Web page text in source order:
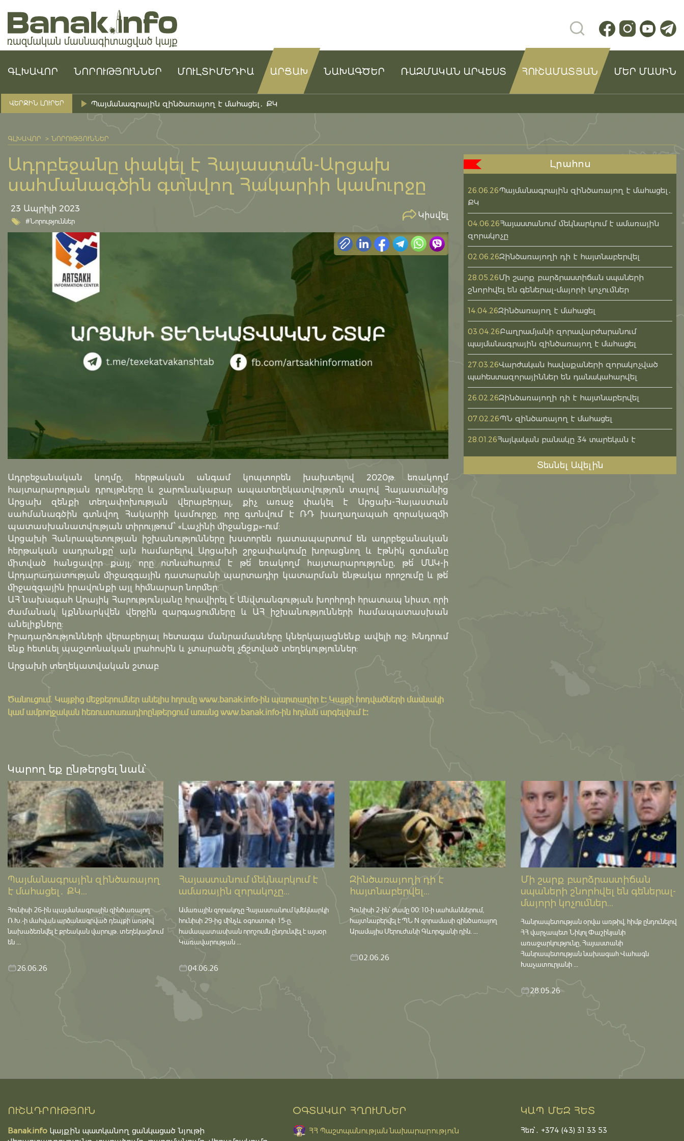
ԳԼԽԱՎՈՐ ՆՈՐՈՒԹՅՈՒՆՆԵՐ ՄՈՒԼՏԻՄԵԴԻԱ ԱՐՑԱԽ ՆԱԽԱԳԾԵՐ ՌԱԶՄԱԿԱՆ ԱՐՎԵՍՏ ՀՈՒՇԱՄԱՏՅԱՆ ՄԵՐ ՄԱՍԻՆ
ՎԵՐՋԻՆ ԼՈՒՐԵՐ Պայմանագրային զինծառայող է մահացել․ ՔԿ
ԳԼԽԱՎՈՐ ՆՈՐՈՒԹՅՈՒՆՆԵՐ
Ադրբեջանը փակել է Հայաստան-Արցախ
սահմանագծին գտնվող Հակարիի կամուրջը
23 Ապրիլի 2023
#Նորություններ
Կիսվել
Ադրբեջանական կողմը, հերթական անգամ կոպտորեն խախտելով 2020թ. եռակողմ
հայտարարության դրույթները և շարունակաբար ապատեղեկատվություն տալով Հայաստանից
Արցախ զենքի տեղափոխության վերաբերյալ, քիչ առաջ փակել է Արցախ-Հայաստան
սահմանագծին գտնվող Հակարիի կամուրջը, որը գտնվում է ՌԴ խաղաղապահ զորակազմի
պատասխանատվության տիրույթում՝ «Լաչինի միջանցք»-ում:
Արցախի Հանրապետության իշխանությունները խստորեն դատապարտում են ադրբեջանական
հերթական սադրանքը՝ այն համարելով Արցախի շրջափակումը խորացնող և էթնիկ զտմանը
միտված հանցավոր քայլ, որը ոտնահարում է թե՛ եռակողմ հայտարարությունը, թե՛ ՄԱԿ-ի
Արդարադատության միջազգային դատարանի պարտադիր կատարման ենթակա որոշումը և թե՛
միջազգային իրավունքի այլ հիմնարար նորմեր:
ԱՀ նախագահ Արայիկ Հարությունյանը հրավիրել է Անվտանգության խորհրդի հրատապ նիստ, որի
ժամանակ կքննարկվեն վերջին զարգացումները և ԱՀ իշխանությունների համապատասխան
անելիքները:
Իրադարձությունների վերաբերյալ հետագա մանրամասները կներկայացնենք ավելի ուշ: Խնդրում
ենք հետևել պաշտոնական լրահոսին և չտարածել չճշտված տեղեկություններ:
Արցախի տեղեկատվական շտաբ
Ծանուցում․ Կայքից մեջբերումներ անելիս հղումըwww.banak.info-ին պարտադիր է: Կայքի հոդվածների մասնակի
կամ ամբողջական հեռուստառադիոընթերցում առանց www.banak.info-ին հղման արգելվում է:
Լրահոս
26.06.26Պայմանագրային զինծառայող է մահացել․
ՔԿ
04.06.26Հայաստանում մեկնարկում է ամառային
զորակոչը
02.06.26Զինծառայողի դի է հայտնաբերվել
28.05.26Մի շարք բարձրաստիճան սպաների
շնորհվել են գեներալ-մայորի կոչումներ
14.04.26Զինծառայող է մահացել
03.04.26Բաղրամյանի զորավարժարանում
պայմանագրային զինծառայող է մահացել
27.03.26Վարժական հավաքաների զորակոչված
պահեստազորայիններ են դանակահարվել
26.02.26Զինծառայողի դի է հայտնաբերվել
07.02.26ՊՆ զինծառայող է մահացել
28.01.26Հայկական բանակը 34 տարեկան է
Տեսնել Ավելին
Կարող եք ընթերցել նաև՝
Պայմանագրային զինծառայող
է մահացել․ ՔԿ...
Հունիսի 26-ին պայմանագրային զինծառայող
Ռ.Խ.-ի մահվան արձանագրված դեպքի առթիվ
նախաձեռնվել է քրեական վարույթ․ տեղեկացնում
են ...
26.06.26
Հայաստանում մեկնարկում է
ամառային զորակոչը...
Ամառային զորակոչը Հայաստանում կմեկնարկի
հունիսի 29-ից մինչև օգոստոսի 15-ը․
համապատասխան որոշումն ընդունվել է այսօր
Կառավարության ...
04.06.26
Զինծառայողի դի է
հայտնաբերվել...
Հունիսի 2-ին՝ ժամը 00:10-ի սահմաններում,
հայտնաբերվել է ՊՆ N զորամասի զինծառայող
Արամայիս Մերուժանի Գևորգյանի դին. ...
02.06.26
Մի շարք բարձրաստիճան
սպաների շնորհվել են գեներալ-
մայորի կոչումներ...
Հանրապետության օրվա առթիվ, հիմք ընդունելով
ՀՀ վարչապետ Նիկոլ Փաշինյանի
առաջարկությունը, Հայաստանի
Հանրապետության նախագահ Վահագն
Խաչատուրյանի ...
28.05.26
ՈՒՇԱԴՐՈՒԹՅՈՒՆ
Banak.info կայքին պատկանող ցանկացած նյութի
ՕԳՏԱԿԱՐ ՀՂՈՒՄՆԵՐ
ՀՀ Պաշտպանության նախարարություն
ԿԱՊ ՄԵԶ ՀԵՏ
Հեռ՝․ +374 (43) 31 33 53